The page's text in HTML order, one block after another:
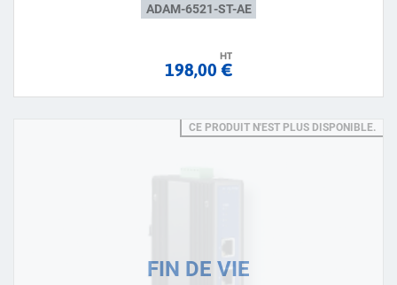
ADAM-6521-ST-AE
HT
198,00 €
CE PRODUIT N'EST PLUS DISPONIBLE.